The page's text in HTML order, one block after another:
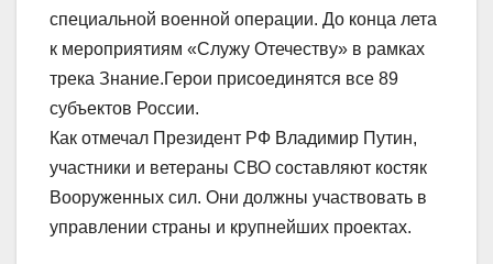
специальной военной операции. До конца лета
к мероприятиям «Служу Отечеству» в рамках
трека Знание.Герои присоединятся все 89
субъектов России.
Как отмечал Президент РФ Владимир Путин,
участники и ветераны СВО составляют костяк
Вооруженных сил. Они должны участвовать в
управлении страны и крупнейших проектах.